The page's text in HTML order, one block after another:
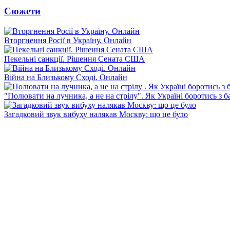
Сюжети
Вторгнення Росії в Україну. Онлайн
Пекельні санкції. Рішення Сената США
Війна на Близькому Сході. Онлайн
"Полювати на лучника, а не на стрілу". Як Україні боротись з
Загадковий звук вибуху налякав Москву: що це було